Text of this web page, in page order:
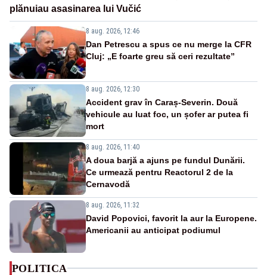
plănuiau asasinarea lui Vučić
8 aug. 2026, 12:46
Dan Petrescu a spus ce nu merge la CFR
Cluj: „E foarte greu să ceri rezultate”
8 aug. 2026, 12:30
Accident grav în Caraș-Severin. Două
vehicule au luat foc, un șofer ar putea fi
mort
8 aug. 2026, 11:40
A doua barjă a ajuns pe fundul Dunării.
Ce urmează pentru Reactorul 2 de la
Cernavodă
8 aug. 2026, 11:32
David Popovici, favorit la aur la Europene.
Americanii au anticipat podiumul
POLITICA